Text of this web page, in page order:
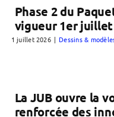
Phase 2 du
vigueur 1er juillet
1 juillet 2026 | Dessins &
La JUB ouvre la
renforcée des